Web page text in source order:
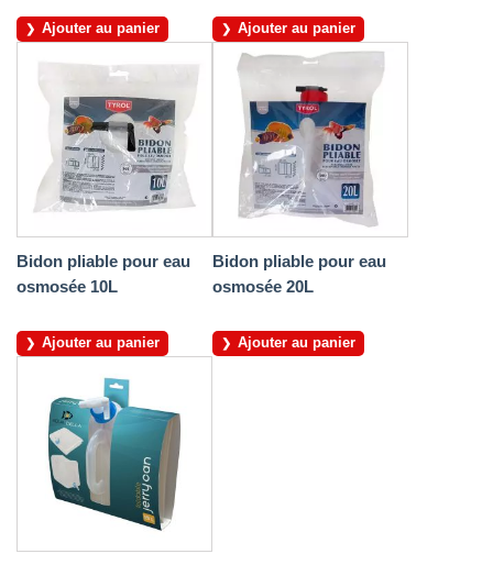
Ajouter au panier Ajouter au panier
Bidon pliable pour eau
osmosée 10L
Ajouter au panier
Bidon pliable pour eau
osmosée 20L
Ajouter au panier